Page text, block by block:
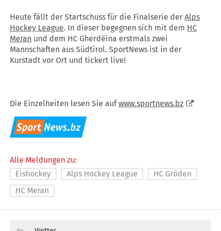
Heute fällt der Startschuss für die Finalserie der Alps
Hockey League. In dieser begegnen sich mit dem HC
Meran und dem HC Gherdëina erstmals zwei
Mannschaften aus Südtirol. SportNews ist in der
Kurstadt vor Ort und tickert live!
Die Einzelheiten lesen Sie aufwww.sportnews.bz
Alle Meldungen zu:
Eishockey
Alps Hockey League
HC Gröden
HC Meran